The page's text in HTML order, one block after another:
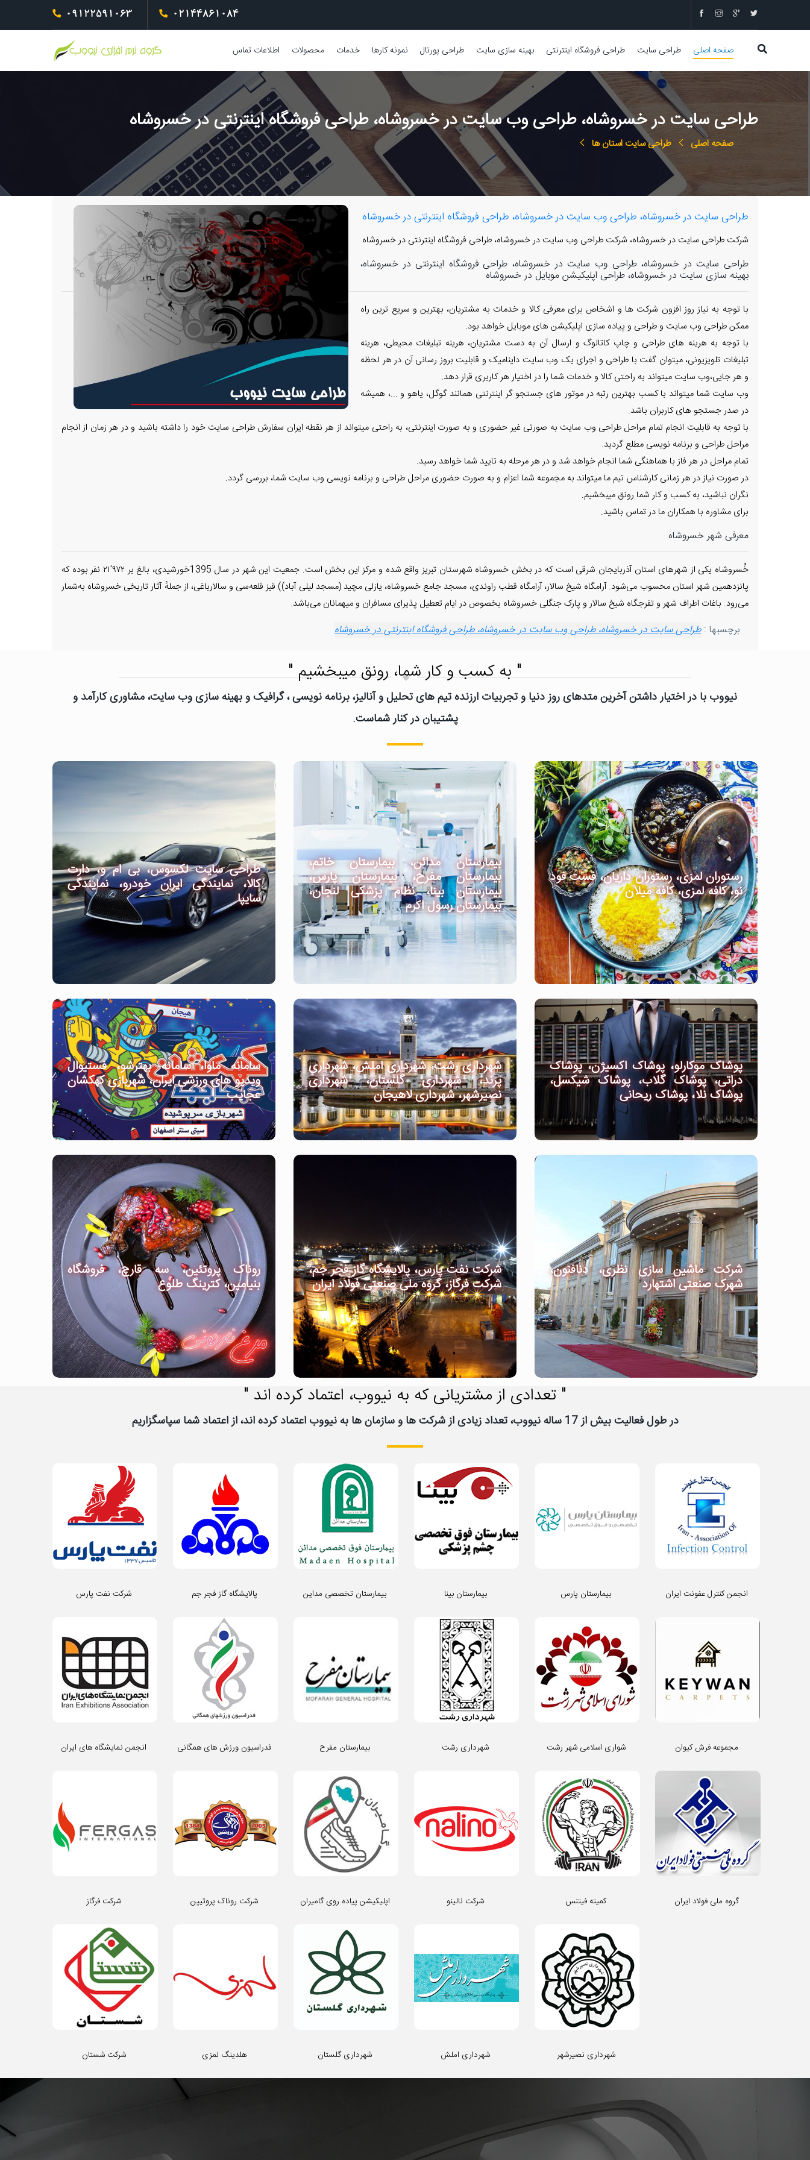
09122591063 02144861084
صفحه اصلی طراحی سایت طراحی فروشگاه اینترنتی بهینه سازی سایت طراحی پورتال نمونه کارها خدمات محصولات اطلاعات تماس
طراحی سایت در خسروشاه، طراحی وب سایت در خسروشاه، طراحی فروشگاه اینترنتی در خسروشاه
صفحه اصلی طراحی سایت استان ها
طراحی سایت در خسروشاه، طراحی وب سایت در خسروشاه، طراحی فروشگاه اینترنتی در خسروشاه
شرکت طراحی سایت در خسروشاه، شرکت طراحی وب سایت در خسروشاه، طراحی فروشگاه اینترنتی در خسروشاه
طراحی سایت در خسروشاه، طراحی وب سایت در خسروشاه، طراحی فروشگاه اینترنتی در خسروشاه،
بهینه سازی سایت در خسروشاه، طراحی اپلیکیشن موبایل در خسروشاه
با توجه به نیاز روز افزون شرکت ها و اشخاص برای معرفی کالا و خدمات به مشتریان، بهترین و سریع ترین راه
ممکن طراحی وب سایت و طراحی و پیاده سازی اپلیکیشن های موبایل خواهد بود.
با توجه به هرینه های طراحی و چاپ کاتالوگ و ارسال آن به دست مشتریان، هرینه تبلیغات محیطی، هرینه
تبلیغات تلویزیونی، میتوان گفت با طراحی و اجرای یک وب سایت داینامیک و قابلیت بروز رسانی آن در هر لحظه
و هر جایی،وب سایت میتواند به راحتی کالا و خدمات شما را در اختیار هر کاربری قرار دهد.
وب سایت شما میتواند با کسب بهترین رتبه در موتور های جستجو گر اینترنتی همانند گوگل، یاهو و ...، همیشه
در صدر جستجو های کاربران باشد.
با توجه به قابلیت انجام تمام مراحل طراحی وب سایت به صورتی غیر حضوری و به صورت اینترنتی، به راحتی میتواند از هر نقطه ایران سفارش طراحی سایت خود را داشته باشید و در هر زمان از انجام
مراحل طراحی و برنامه نویسی مطلع گردید.
تمام مراحل در هر فاز با هماهنگی شما انجام خواهد شد و در هر مرحله به تایید شما خواهد رسید.
در صورت نیاز در هر زمانی کارشناس تیم ما میتواند به مجموعه شما اعزام و به صورت حضوری مراحل طراحی و برنامه نویسی وب سایت شما، بررسی گردد.
نگران نباشید، به کسب و کار شما رونق میبخشیم.
برای مشاوره با همکاران ما در تماس باشید.
معرفی شهر خسروشاه
خُسروشاه یکی از شهرهای استان آذربایجان شرقی است که در بخش خسروشاه شهرستان تبریز واقع شده و مرکز این بخش است. جمعیت این شهر در سال 1395خورشیدی، بالغ بر ۹۷۲'۲۱ نفر بوده که
پانزدهمین شهر استان محسوب می‌شود. آرامگاه شیخ سالار، آرامگاه قطب راوندی، مسجد جامع خسروشاه، یازلی مچید (مسجد لیلی آباد)) قیز قلعه‌سی و سالارباغی، از جملهٔ آثار تاریخی خسروشاه به‌شمار
می‌رود. باغات اطراف شهر و تفرجگاه شیخ سالار و پارک جنگلی خسروشاه بخصوص در ایام تعطیل پذیرای مسافران و میهمانان می‌باشد.
برچسبها :طراحی سایت در خسروشاه، طراحی وب سایت در خسروشاه، طراحی فروشگاه اینترنتی در خسروشاه
" به کسب و کار شما، رونق میبخشیم "
نیووب با در اختیار داشتن آخرین متدهای روز دنیا و تجربیات ارزنده تیم های تحلیل و آنالیز، برنامه نویسی ، گرافیک و بهینه سازی وب سایت، مشاوری کارآمد و
پشتیبان در کنار شماست.
طراحی سایت لکسوس، بی ام و، دارت
کالا، نمایندگی ایران خودرو، نمایندگی
سایپا
بیمارستان مدائن، بیمارستان خاتم،
بیمارستان مفرح، بیمارستان پارس،
بیمارستان بینا، نظام پزشکی لنجان،
بیمارستان رسول اکرم
رستوران لمزی، رستوران داریان، فست فود
نو، کافه لمزی، کافه میلان
سامانه ماوا، سامانه بهترشو، فستیوال
ویدیو های ورزشی ایران، شهربازی کهکشان
عجایب
شهرداری رشت، شهرداری املش، شهرداری
پرند، شهرداری گلستان، شهرداری
نصیرشهر، شهرداری لاهیجان
پوشاک موکارلو، پوشاک اکسیژن، پوشاک
دراتی، پوشاک گلاب، پوشاک شیکسل،
پوشاک نلا، پوشاک ریحانی
روناک پروتئین، سه قارچ، فروشگاه
بنیامین، کترینگ طلوع
شرکت نفت پارس، پالایشگاه گاز فجر جم،
شرکت فرگاز، گروه ملی صنعتی فولاد ایران
شرکت ماشین سازی نظری، دنافنون،
شهرک صنعتی اشتهارد
" تعدادی از مشتریانی که به نیووب، اعتماد کرده اند "
در طول فعالیت بیش از 17 ساله نیووب، تعداد زیادی از شرکت ها و سازمان ها به نیووب اعتماد کرده اند، از اعتماد شما سپاسگزاریم
شرکت نفت پارس پالایشگاه گاز فجر جم بیمارستان تخصصی مداین بیمارستان بینا بیمارستان پارس انجمن کنترل عفونت ایران
انجمن نمایشگاه های ایران فدراسیون ورزش های همگانی بیمارستان مفرح شهرداری رشت شواری اسلامی شهر رشت مجموعه فرش کیوان
شرکت فرگاز شرکت روناک پروتیین اپلیکیشن پیاده روی گامیران شرکت نالینو کمیته فیتنس گروه ملی فولاد ایران
شرکت شستان هلدینگ لمزی شهرداری گلستان شهرداری املش شهرداری نصیرشهر